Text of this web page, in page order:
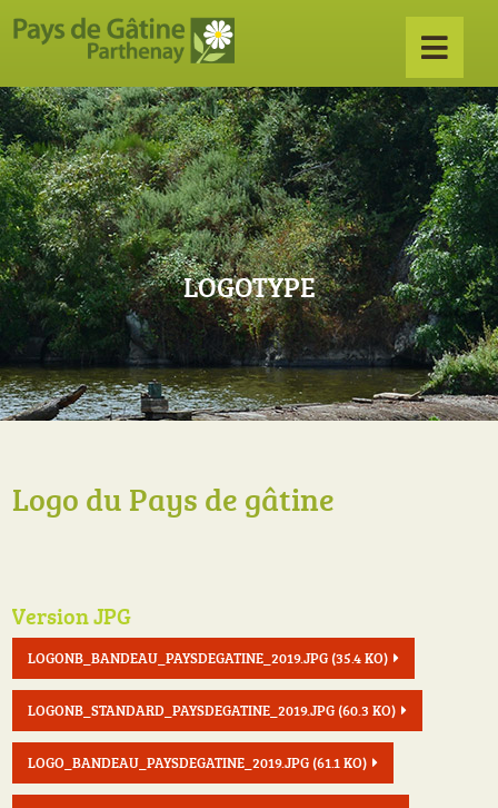
LOGOTYPE
Logo du Pays de gâtine
Version JPG
LOGONB_BANDEAU_PAYSDEGATINE_2019.JPG (35.4 KO)
LOGONB_STANDARD_PAYSDEGATINE_2019.JPG (60.3 KO)
LOGO_BANDEAU_PAYSDEGATINE_2019.JPG (61.1 KO)